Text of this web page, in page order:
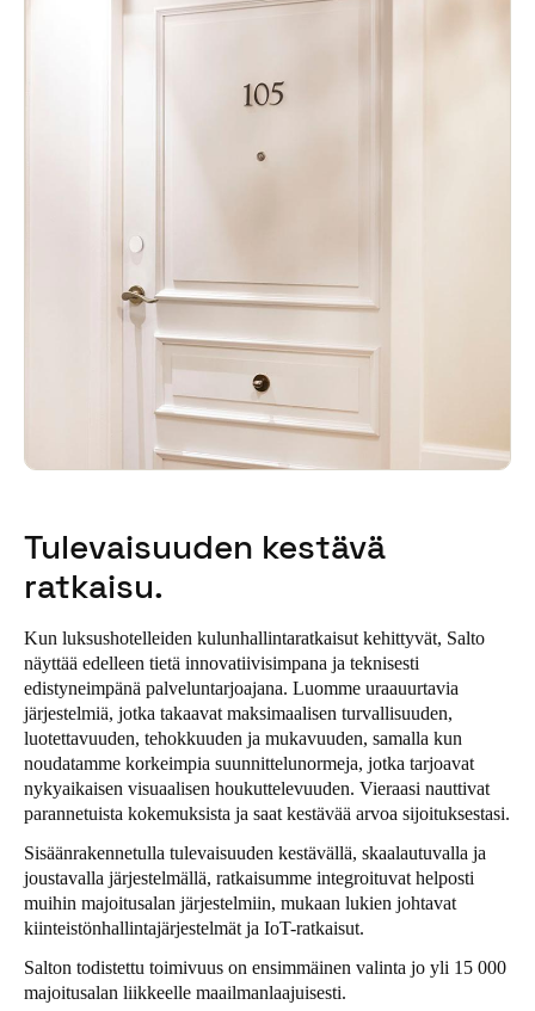
Tulevaisuuden kestävä
ratkaisu.
Kun luksushotelleiden kulunhallintaratkaisut kehittyvät, Salto
näyttää edelleen tietä innovatiivisimpana ja teknisesti
edistyneimpänä palveluntarjoajana. Luomme uraauurtavia
järjestelmiä, jotka takaavat maksimaalisen turvallisuuden,
luotettavuuden, tehokkuuden ja mukavuuden, samalla kun
noudatamme korkeimpia suunnittelunormeja, jotka tarjoavat
nykyaikaisen visuaalisen houkuttelevuuden. Vieraasi nauttivat
parannetuista kokemuksista ja saat kestävää arvoa sijoituksestasi.
Sisäänrakennetulla tulevaisuuden kestävällä, skaalautuvalla ja
joustavalla järjestelmällä, ratkaisumme integroituvat helposti
muihin majoitusalan järjestelmiin, mukaan lukien johtavat
kiinteistönhallintajärjestelmät ja IoT-ratkaisut.
Salton todistettu toimivuus on ensimmäinen valinta jo yli 15 000
majoitusalan liikkeelle maailmanlaajuisesti.